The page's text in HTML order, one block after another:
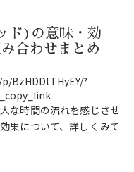
ド)の意味・効
合わせまとめ
BzHDDtTHyEY/?
な時間の流れを感じさせ
果について、詳しくみて